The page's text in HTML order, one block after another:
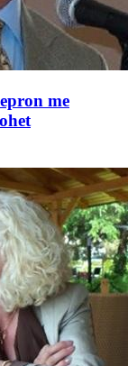
me